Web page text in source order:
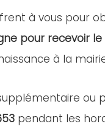
à vous pour
pour recevoir
à la
ou
pendant les